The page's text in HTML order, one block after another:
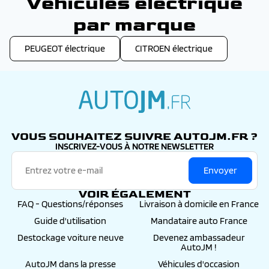
guider pour choisir le modèle le plus adapté à vos
véhicules avant achat.
par marque
PEUGEOT électrique CITROEN électrique
VOUS SOUHAITEZ SUIVRE AUTOJM.FR ?
INSCRIVEZ-VOUS À NOTRE NEWSLETTER
Envoyer
VOIR ÉGALEMENT
FAQ - Questions/réponses
Livraison à domicile en France
Guide d'utilisation
Mandataire auto France
Destockage voiture neuve
Devenez ambassadeur
AutoJM !
AutoJM dans la presse
Véhicules d'occasion